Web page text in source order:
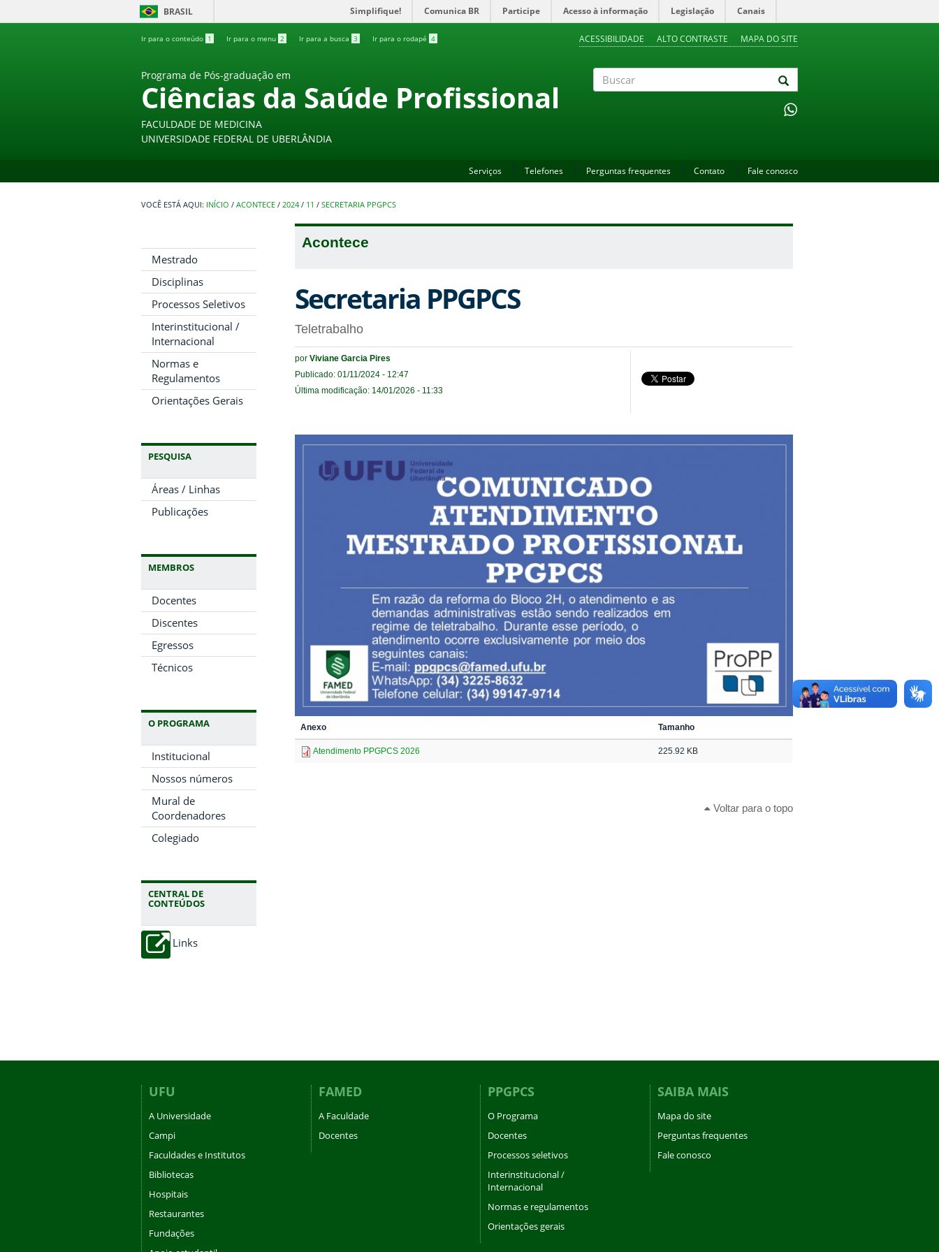
BRASIL Simplifique! Comunica BR Participe Acesso à informação Legislação Canais
Ir para o conteúdo 1 Ir para o menu 2 Ir para a busca 3 Ir para o rodapé 4 ACESSIBILIDADE ALTO CONTRASTE MAPA DO SITE
Programa de Pós-graduação em
Ciências da Saúde Profissional
FACULDADE DE MEDICINA
UNIVERSIDADE FEDERAL DE UBERLÂNDIA
Serviços Telefones Perguntas frequentes Contato Fale conosco
INÍCIO / ACONTECE / 2024 / 11 / SECRETARIA PPGPCS
Mestrado
Disciplinas
Processos Seletivos
Interinstitucional /
Internacional
Normas e
Regulamentos
Orientações Gerais
PESQUISA
Áreas / Linhas
Publicações
MEMBROS
Docentes
Discentes
Egressos
Técnicos
O PROGRAMA
Institucional
Nossos números
Mural de
Coordenadores
Colegiado
CENTRAL DE
CONTEÚDOS
Links
Acontece
Secretaria PPGPCS
Teletrabalho
por Viviane Garcia Pires
Publicado: 01/11/2024 - 12:47
Última modificação: 14/01/2026 - 11:33
Anexo Tamanho
Atendimento PPGPCS 2026 225.92 KB
Voltar para o topo
UFU
A Universidade
Campi
Faculdades e Institutos
Bibliotecas
Hospitais
Restaurantes
Fundações
FAMED
A Faculdade
Docentes
PPGPCS
O Programa
Docentes
Processos seletivos
Interinstitucional /
Internacional
Normas e regulamentos
Orientações gerais
SAIBA MAIS
Mapa do site
Perguntas frequentes
Fale conosco